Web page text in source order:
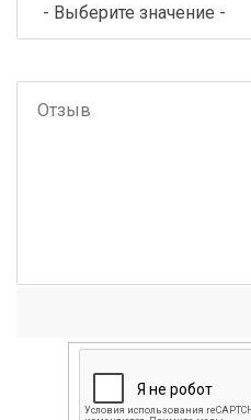
- Выберите значение -